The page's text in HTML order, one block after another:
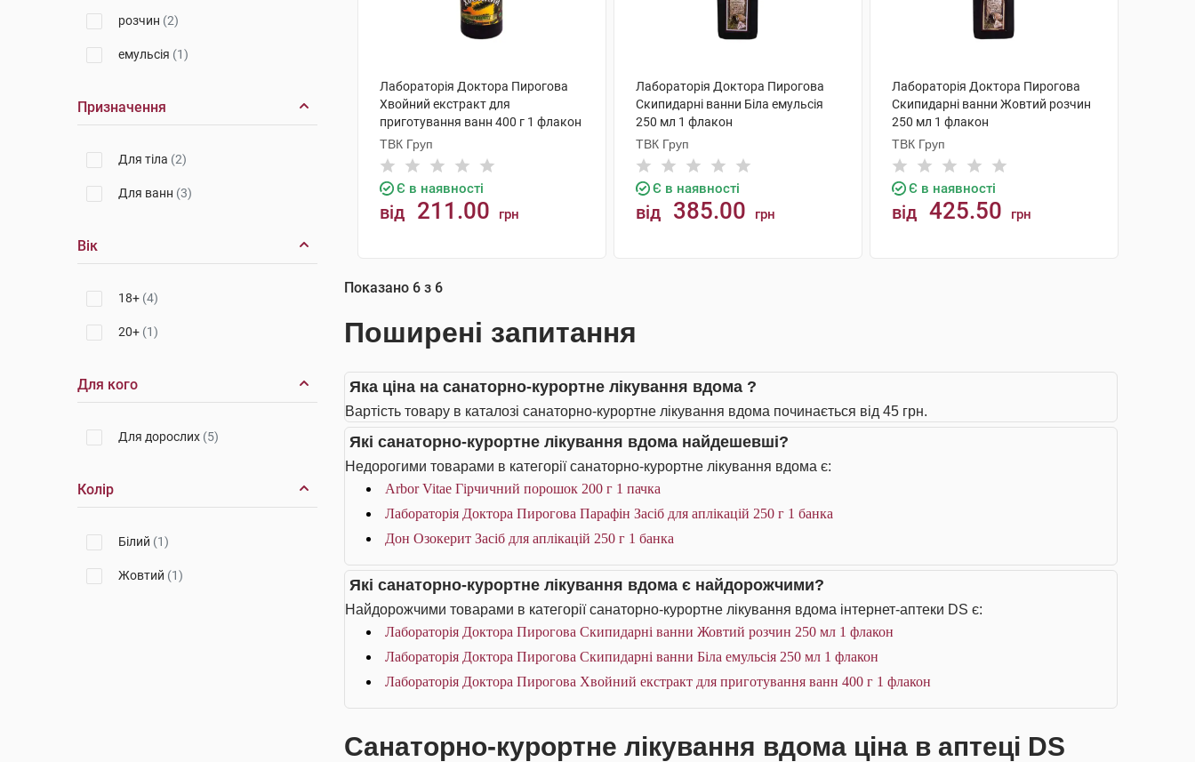
розчин (2)
емульсія (1)
Призначення
Для тіла (2)
Для ванн (3)
Вік
18+ (4)
20+ (1)
Для кого
Для дорослих (5)
Колір
Білий (1)
Жовтий (1)
Лабораторія Доктора Пирогова
Хвойний екстракт для
приготування ванн 400 г 1 флакон
ТВК Груп
Є в наявності
від 211.00 грн
Лабораторія Доктора Пирогова
Скипидарні ванни Біла емульсія
250 мл 1 флакон
ТВК Груп
Є в наявності
від 385.00 грн
Лабораторія Доктора Пирогова
Скипидарні ванни Жовтий розчин
250 мл 1 флакон
ТВК Груп
Є в наявності
від 425.50 грн
Показано 6 з 6
Поширені запитання
Яка ціна на санаторно-курортне лікування вдома ?
Вартість товару в каталозі санаторно-курортне лікування вдома починається від 45 грн.
Які санаторно-курортне лікування вдома найдешевші?
Недорогими товарами в категорії санаторно-курортне лікування вдома є:
Arbor Vitae Гірчичний порошок 200 г 1 пачка
Лабораторія Доктора Пирогова Парафін Засіб для аплікацій 250 г 1 банка
Дон Озокерит Засіб для аплікацій 250 г 1 банка
Які санаторно-курортне лікування вдома є найдорожчими?
Найдорожчими товарами в категорії санаторно-курортне лікування вдома інтернет-аптеки DS є:
Лабораторія Доктора Пирогова Скипидарні ванни Жовтий розчин 250 мл 1 флакон
Лабораторія Доктора Пирогова Скипидарні ванни Біла емульсія 250 мл 1 флакон
Лабораторія Доктора Пирогова Хвойний екстракт для приготування ванн 400 г 1 флакон
Санаторно-курортне лікування вдома ціна в аптеці DS